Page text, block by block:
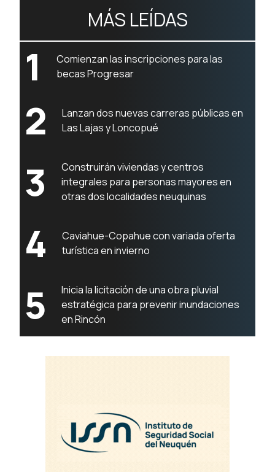
MÁS LEÍDAS
1
Comienzan las inscripciones para las
becas Progresar
2
Lanzan dos nuevas carreras públicas en
Las Lajas y Loncopué
3
Construirán viviendas y centros
integrales para personas mayores en
otras dos localidades neuquinas
4
Caviahue-Copahue con variada oferta
turística en invierno
5
Inicia la licitación de una obra pluvial
estratégica para prevenir inundaciones
en Rincón